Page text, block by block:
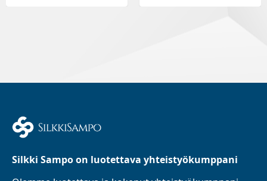
Silkki Sampo on luotettava yhteistyökumppani